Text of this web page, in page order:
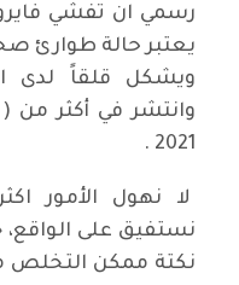
يعتبر حالة طوارئ
ويشكل قلقاً لدى
2021 .
لا نهول الأمور
نستفيق على
نكتة ممكن